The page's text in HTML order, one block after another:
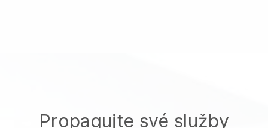
Propagujte své služby